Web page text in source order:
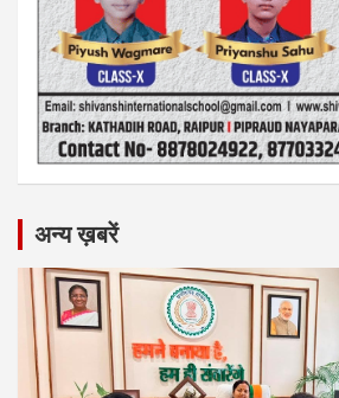
अन्य ख़बरें